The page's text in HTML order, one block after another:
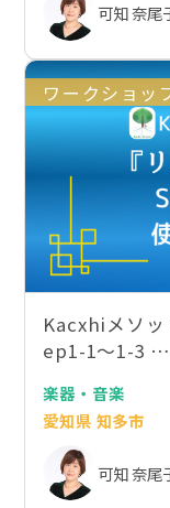
可知 奈尾
ワークショッ
Kacxhiメソ
ep1-1〜1-3 …
楽器・音楽
愛知県 知多市
可知 奈尾